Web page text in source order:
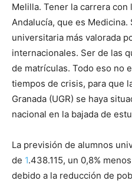
Melilla. Tener la carrera con
Andalucía, que es
universitaria más valorada
internacionales. Ser de las
de matrículas. Todo eso no
tiempos de crisis, para que
Granada (UGR) se haya
nacional en la bajada de
La previsión de alumnos
de 1.438.115, un 0,8%
debido a la reducción de